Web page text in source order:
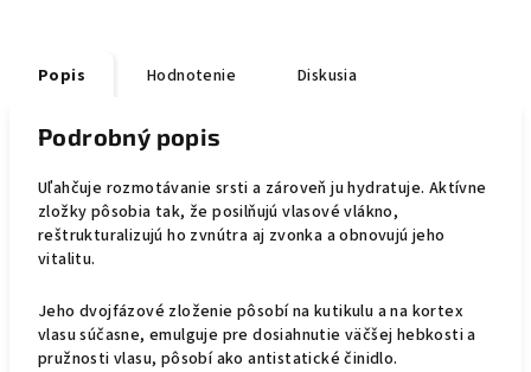
Popis Hodnotenie Diskusia
Podrobný popis
Uľahčuje rozmotávanie srsti a zároveň ju hydratuje. Aktívne
zložky pôsobia tak, že posilňujú vlasové vlákno,
reštrukturalizujú ho zvnútra aj zvonka a obnovujú jeho
vitalitu.
Jeho dvojfázové zloženie pôsobí na kutikulu a na kortex
vlasu súčasne, emulguje pre dosiahnutie väčšej hebkosti a
pružnosti vlasu, pôsobí ako antistatické činidlo.